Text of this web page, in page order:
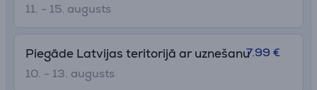
11. - 15. augusts
Piegāde Latvijas teritorijā ar uznešanu
10. - 13. augusts
7.99 €